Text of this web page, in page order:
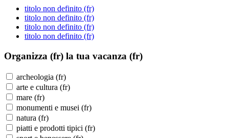
titolo non definito (fr)
titolo non definito (fr)
titolo non definito (fr)
titolo non definito (fr)
Organizza (fr) la tua vacanza (fr)
archeologia (fr)
arte e cultura (fr)
mare (fr)
monumenti e musei (fr)
natura (fr)
piatti e prodotti tipici (fr)